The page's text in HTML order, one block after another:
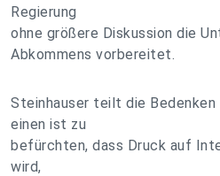
Regierung
ohne größere Diskussion die
Abkommens vorbereitet.
Steinhauser teilt die Bedenken
einen ist zu
befürchten, dass Druck auf
wird,